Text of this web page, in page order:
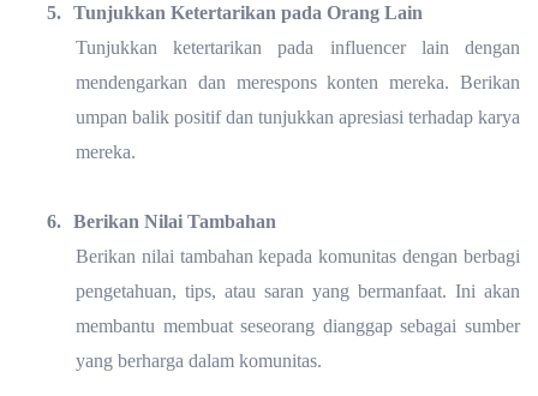
5. Tunjukkan Ketertarikan pada Orang Lain
Tunjukkan ketertarikan pada influencer lain dengan
mendengarkan dan merespons konten mereka. Berikan
umpan balik positif dan tunjukkan apresiasi terhadap karya
mereka.
6. Berikan Nilai Tambahan
Berikan nilai tambahan kepada komunitas dengan berbagi
pengetahuan, tips, atau saran yang bermanfaat. Ini akan
membantu membuat seseorang dianggap sebagai sumber
yang berharga dalam komunitas.